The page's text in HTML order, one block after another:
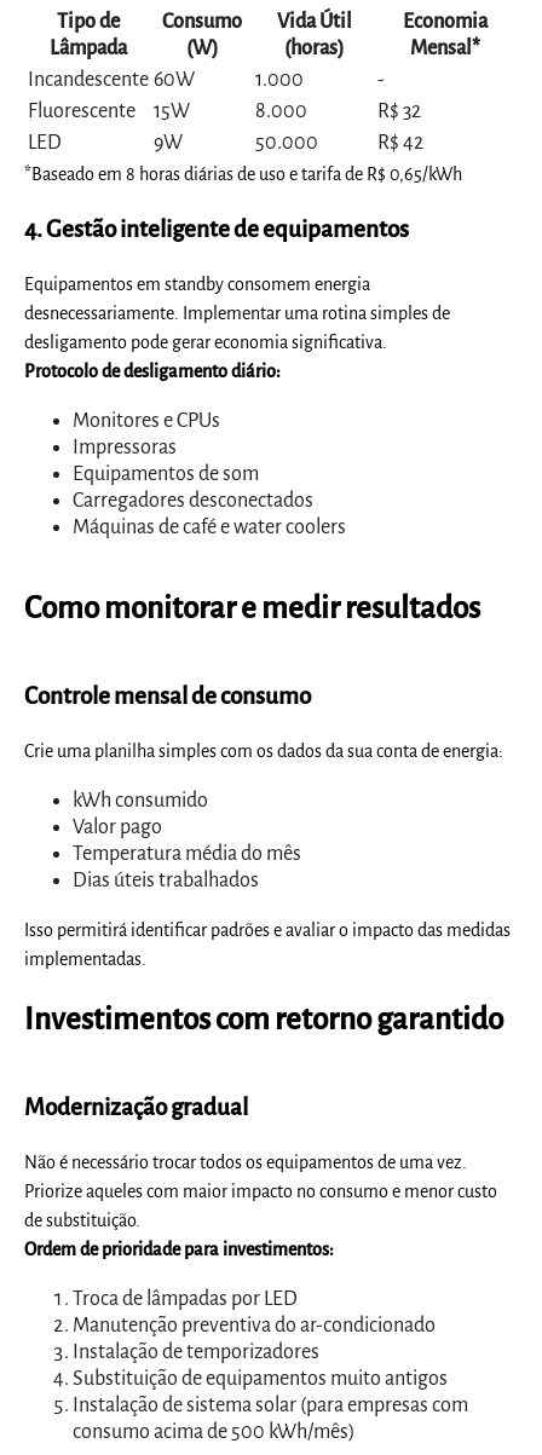
Tipo de
Lâmpada
Consumo
(W)
Vida Útil
(horas)
Economia
Mensal*
Incandescente 60W 1.000
-
Fluorescente
15W 8.000
R$ 32
LED
9W 50.000 R$ 42
*Baseado em 8 horas diárias de uso e tarifa de R$ 0,65/kWh
4. Gestão inteligente de equipamentos
Equipamentos em standby consomem energia
desnecessariamente. Implementar uma rotina simples de
desligamento pode gerar economia significativa.
Protocolo de desligamento diário:
Monitores e CPUs
Impressoras
Equipamentos de som
Carregadores desconectados
Máquinas de café e water coolers
Como monitorar e medir resultados
Controle mensal de consumo
Crie uma planilha simples com os dados da sua conta de energia:
kWh consumido
Valor pago
Temperatura média do mês
Dias úteis trabalhados
Isso permitirá identificar padrões e avaliar o impacto das medidas
implementadas.
Investimentos com retorno garantido
Modernização gradual
Não é necessário trocar todos os equipamentos de uma vez.
Priorize aqueles com maior impacto no consumo e menor custo
de substituição.
Ordem de prioridade para investimentos:
Troca de lâmpadas por LED
Manutenção preventiva do ar-condicionado
Instalação de temporizadores
Substituição de equipamentos muito antigos
Instalação de sistema solar (para empresas com
consumo acima de 500 kWh/mês)